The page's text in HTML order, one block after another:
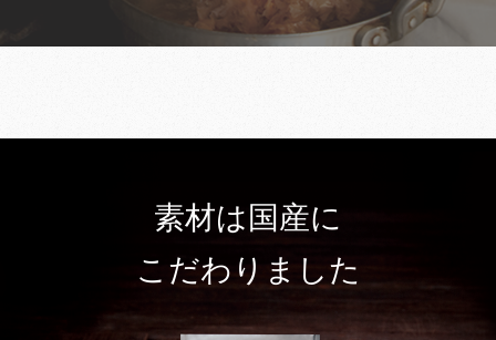
素材は国産に
こだわりました